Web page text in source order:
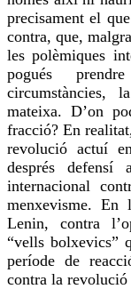
precisament el
contra, que,
les polèmiques
pogués
circumstàncies,
mateixa. D’on
fracció? En realitat,
revolució actuí
després defensí
internacional
menxevisme.
Lenin, contra
“vells bolxevics”
període de
contra la revolució